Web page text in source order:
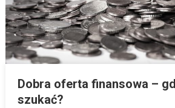
Dobra oferta finansowa –
szukać?